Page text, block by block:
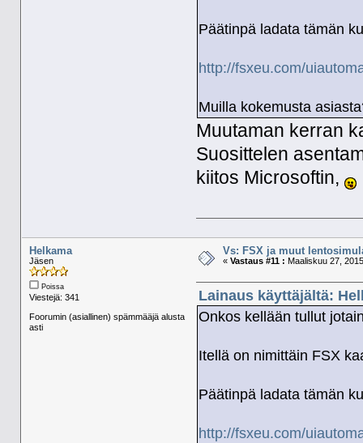
Päätinpä ladata tämän
http://fsxeu.com/
Muilla kokemusta
Muutaman kerran
Suosittelen
kiitos Microsoftin,
Helkama
Jäsen
Poissa
Viestejä: 341
Foorumin (asiallinen) spämmääjä alusta
asti
Vs: FSX ja muut
« Vastaus #11 : Maaliskuu 27,
Lainaus käyttäjältä:
Onkos kellään tullut
Itellä on nimittäin FSX
Päätinpä ladata tämän
http://fsxeu.com/